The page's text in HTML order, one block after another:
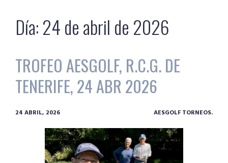
Día:24 de abril de 2026
TROFEO AESGOLF, R.C.G. DE
TENERIFE, 24 ABR 2026
24 ABRIL, 2026 AESGOLF TORNEOS.